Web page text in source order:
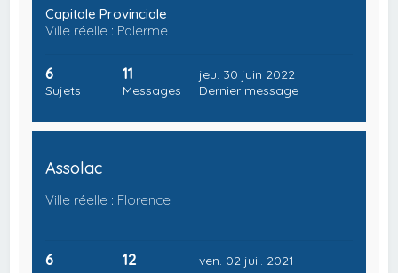
Capitale Provinciale
Ville réelle : Palerme
6
Sujets
11
Messages
jeu. 30 juin 2022
Dernier message
Assolac
Ville réelle : Florence
6 12
ven. 02 juil. 2021